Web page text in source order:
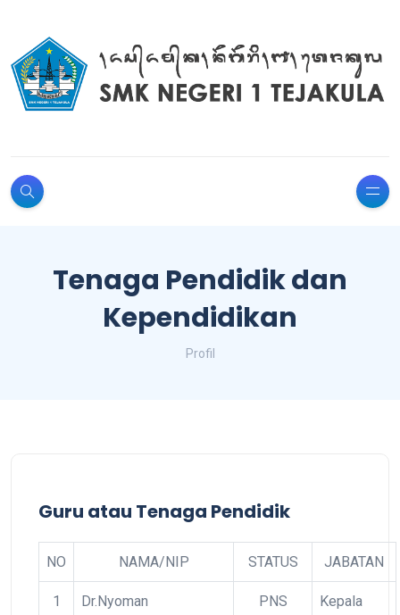
Tenaga Pendidik dan
Kependidikan
Profil
Guru atau Tenaga Pendidik
NO NAMA/NIP STATUS JABATAN
1
Dr.Nyoman
PNS
Kepala